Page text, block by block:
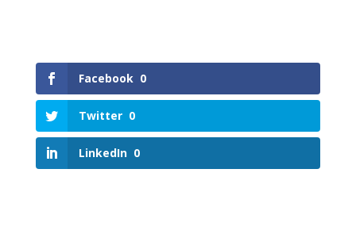
Facebook 0
Twitter 0
LinkedIn 0